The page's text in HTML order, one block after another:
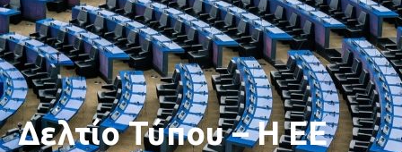
Δελτίο Τύπου – Η ΕΕ